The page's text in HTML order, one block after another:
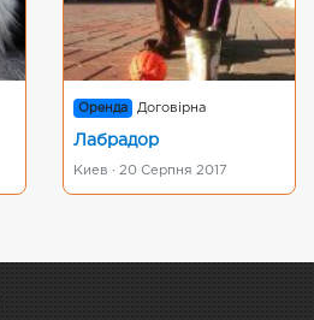
Оренда Договірна
Лабрадор
Киев · 20 Серпня 2017